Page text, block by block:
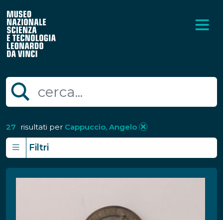
27 risultati per Cappuccio, Angelo
Filtri